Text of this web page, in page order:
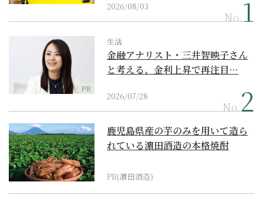
2026/08/03
No.
PR
生活
金融アナリスト・三井智映子さん
と考える、金利上昇で再注目…
2026/07/28
No.
鹿児島県産の芋のみを用いて造ら
れている濵田酒造の本格焼酎
PR(濵田酒造)